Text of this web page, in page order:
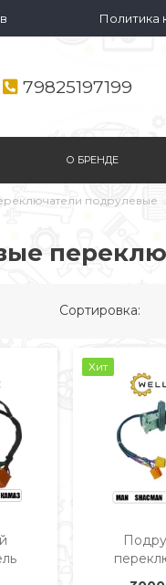
Политика
79825197199
О БРЕНДЕ
подрулевые
Сортировка:
Хит